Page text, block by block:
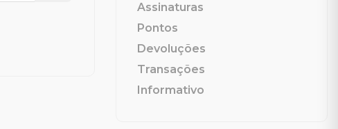
Assinaturas
Pontos
Devoluções
Transações
Informativo